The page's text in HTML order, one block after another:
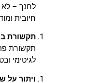
לחנך – לא
חיובית
תקשורת
תקשורת
לגיטימי
ויתור על